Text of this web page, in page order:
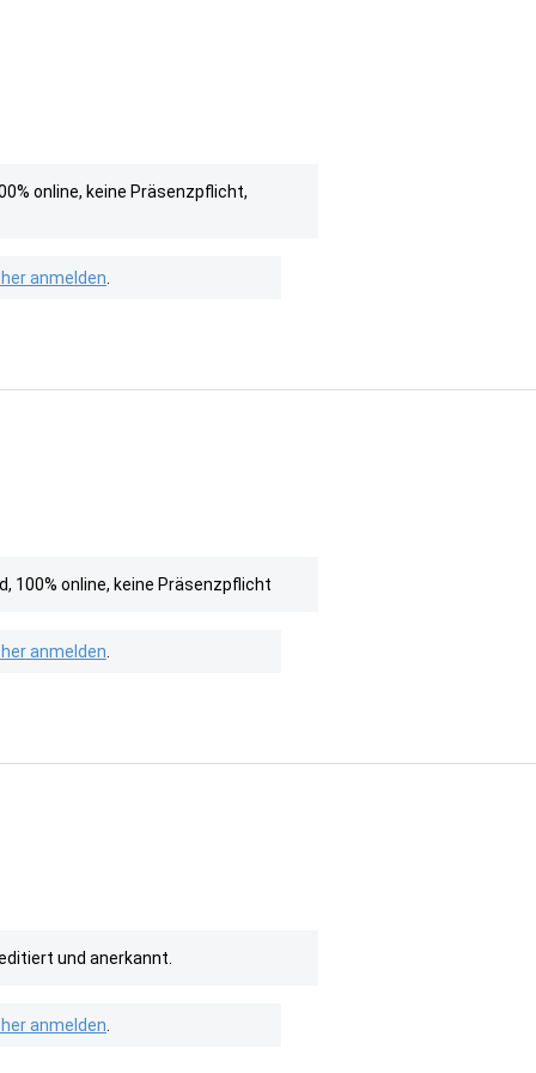
online, keine Präsenzpflicht,
anmelden
100% online, keine Präsenzpflicht
anmelden
und anerkannt.
anmelden